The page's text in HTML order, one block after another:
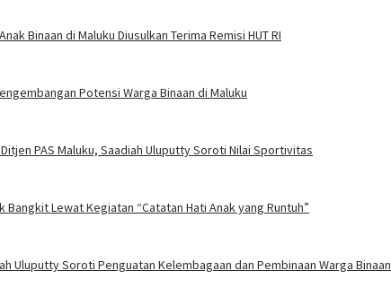
Binaan di Maluku Diusulkan Terima Remisi HUT RI
Potensi Warga Binaan di Maluku
PAS Maluku, Saadiah Uluputty Soroti Nilai Sportivitas
Bangkit Lewat Kegiatan “Catatan Hati Anak yang Runtuh”
Uluputty Soroti Penguatan Kelembagaan dan Pembinaan Warga Binaan